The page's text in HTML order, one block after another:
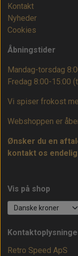
Kontakt
Nyheder
Cookies
Åbningstider
Mandag-torsdag
Fredag 8:00-15:00
Vi spiser frokost
Webshoppen er
Ønsker du en
kontakt os
Vis på shop
Retro Speed ApS